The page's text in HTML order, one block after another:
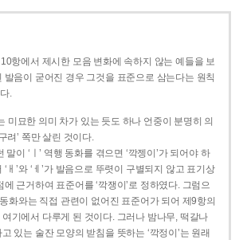
항에서 제시한 모음 변화에 속하지 않는 예들을 보
발음이 굳어진 경우 그것을 표준으로 삼는다는 원칙
.
미묘한 의미 차가 있는 듯도 하나 언중이 분명히 의
려’ 쪽만 살린 것이다.
말이 ‘ㅣ’ 역행 동화를 겪으면 ‘깍젱이’가 되어야 하
ㅐ’와 ‘ㅔ’가 발음으로 뚜렷이 구별되지 않고 표기상
에 근거하여 표준어를 ‘깍쟁이’로 정하였다. 그럼으
동화와는 직접 관련이 없어진 표준어가 되어 제9항의
기에서 다루게 된 것이다. 그러나 밤나무, 떡갈나
있는 술잔 모양의 받침을 뜻하는 ‘깍정이’는 원래